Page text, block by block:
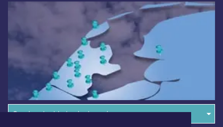
Overige dagbladen in de regio